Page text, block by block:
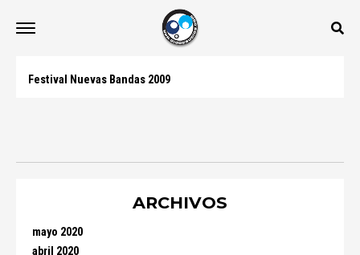
Festival Nuevas Bandas 2009
ARCHIVOS
mayo 2020
abril 2020